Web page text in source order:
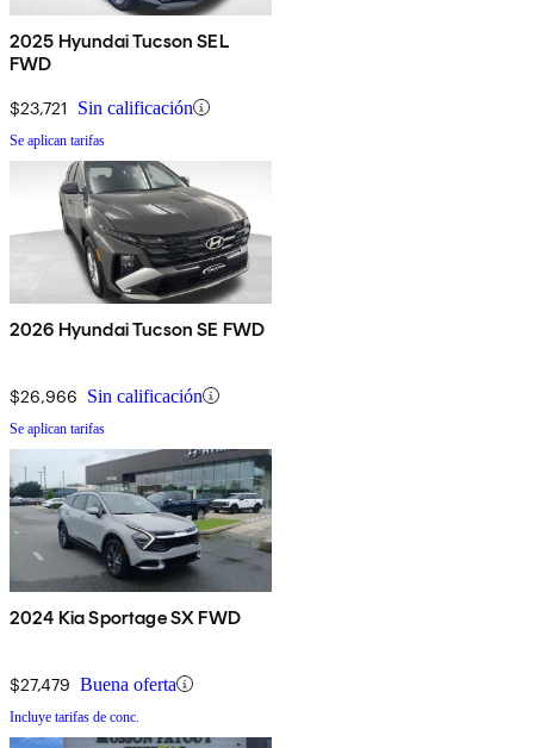
2025 Hyundai Tucson SEL
FWD
$23,721 Sin calificación
Se aplican tarifas
2026 Hyundai Tucson SE FWD
$26,966 Sin calificación
Se aplican tarifas
2024 Kia Sportage SX FWD
$27,479 Buena oferta
Incluye tarifas de conc.